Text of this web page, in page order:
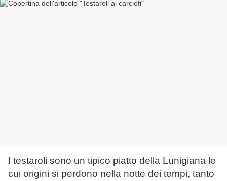
I testaroli sono un tipico piatto della Lunigiana le
cui origini si perdono nella notte dei tempi, tanto